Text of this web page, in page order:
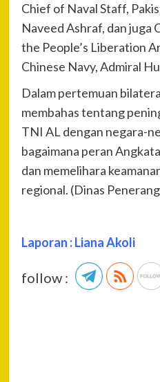
Chief of Naval Staff,
Naveed Ashraf, dan juga
the People’s Liberation
Chinese Navy, Admiral
Dalam pertemuan
membahas tentang
TNI AL dengan negara-
bagaimana peran
dan memelihara
regional. (Dinas
Laporan : Liana Akoli
follow :